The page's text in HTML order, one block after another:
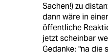
Sachen!) zu
dann wäre in
öffentliche
jetzt scheinbar
Gedanke: "na die